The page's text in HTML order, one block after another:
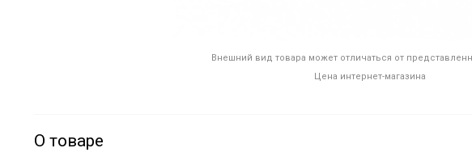
Внешний вид товара может отличаться от
Цена интернет-магазина
О товаре